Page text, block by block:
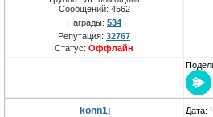
Сообщений: 4562
Награды: 534
Репутация: 32767
Статус: Оффлайн
konn1j Дата: